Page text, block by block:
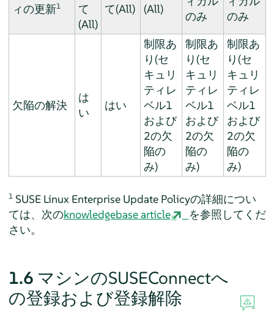
ィの更新1
て
(All)
て(All)
(All)
のみ
のみ
欠陥の解決
は
い
はい
制限あ
り(セ
キュリ
ティレ
ベル1
および
2の欠
陥の
み)
制限あ
り(セ
キュリ
ティレ
ベル1
および
2の欠
陥の
み)
制限あ
り(セ
キュリ
ティレ
ベル1
および
2の欠
陥の
み)
1SUSE Linux Enterprise Update Policyの詳細につい
ては、次のknowledgebase article
を参照してくだ
さい。
1.6 マシンのSUSEConnectへ
の登録および登録解除